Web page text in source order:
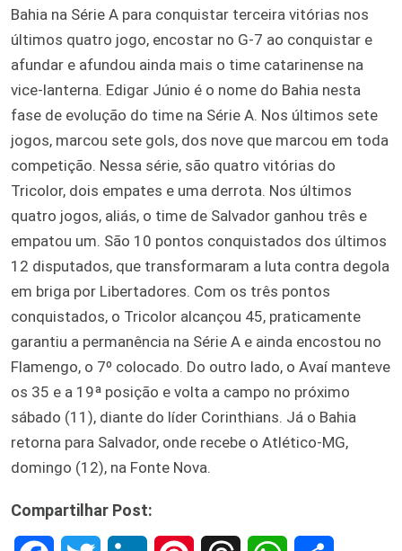
Bahia na Série A para conquistar terceira vitórias nos
últimos quatro jogo, encostar no G-7 ao conquistar e
afundar e afundou ainda mais o time catarinense na
vice-lanterna. Edigar Júnio é o nome do Bahia nesta
fase de evolução do time na Série A. Nos últimos sete
jogos, marcou sete gols, dos nove que marcou em toda
competição. Nessa série, são quatro vitórias do
Tricolor, dois empates e uma derrota. Nos últimos
quatro jogos, aliás, o time de Salvador ganhou três e
empatou um. São 10 pontos conquistados dos últimos
12 disputados, que transformaram a luta contra degola
em briga por Libertadores. Com os três pontos
conquistados, o Tricolor alcançou 45, praticamente
garantiu a permanência na Série A e ainda encostou no
Flamengo, o 7º colocado. Do outro lado, o Avaí manteve
os 35 e a 19ª posição e volta a campo no próximo
sábado (11), diante do líder Corinthians. Já o Bahia
retorna para Salvador, onde recebe o Atlético-MG,
domingo (12), na Fonte Nova.
Compartilhar Post: